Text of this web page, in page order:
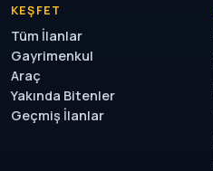
KEŞFET
Tüm İlanlar
Gayrimenkul
Araç
Yakında Bitenler
Geçmiş İlanlar